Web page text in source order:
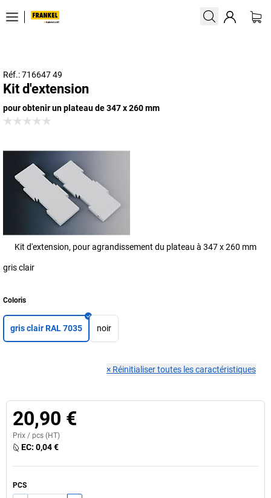
Réf.: 716647 49
Kit d'extension
pour obtenir un plateau de 347 x 260 mm
Kit d'extension, pour agrandissement du plateau à 347 x 260 mm
gris clair
Coloris
gris clair RAL 7035 noir
× Réinitialiser toutes les caractéristiques
20,90 €
Prix / pcs (HT)
EC: 0,04 €
PCS